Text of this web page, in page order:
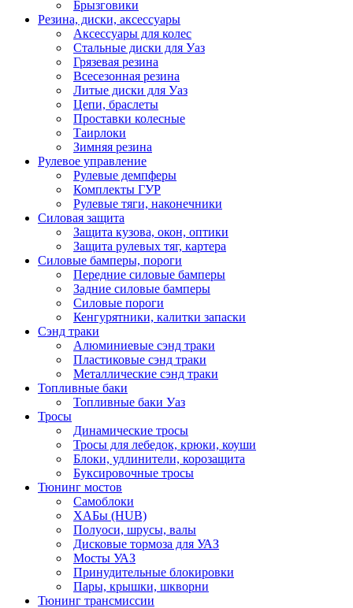
Брызговики
Резина, диски, аксессуары
Аксессуары для колес
Стальные диски для Уаз
Грязевая резина
Всесезонная резина
Литые диски для Уаз
Цепи, браслеты
Проставки колесные
Таирлоки
Зимняя резина
Рулевое управление
Рулевые демпферы
Комплекты ГУР
Рулевые тяги, наконечники
Силовая защита
Защита кузова, окон, оптики
Защита рулевых тяг, картера
Силовые бамперы, пороги
Передние силовые бамперы
Задние силовые бамперы
Силовые пороги
Кенгурятники, калитки запаски
Сэнд траки
Алюминиевые сэнд траки
Пластиковые сэнд траки
Металлические сэнд траки
Топливные баки
Топливные баки Уаз
Тросы
Динамические тросы
Тросы для лебедок, крюки, коуши
Блоки, удлинители, корозащита
Буксировочные тросы
Тюнинг мостов
Самоблоки
ХАБы (HUB)
Полуоси, шрусы, валы
Дисковые тормоза для УАЗ
Мосты УАЗ
Принудительные блокировки
Пары, крышки, шкворни
Тюнинг трансмиссии